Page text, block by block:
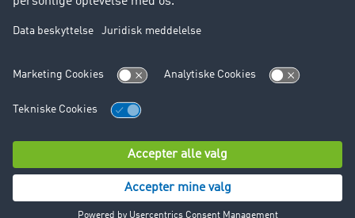
Brugerbetingelser
© TIMOCOM GmbH 2026. Alle rettigheder forbeholdt